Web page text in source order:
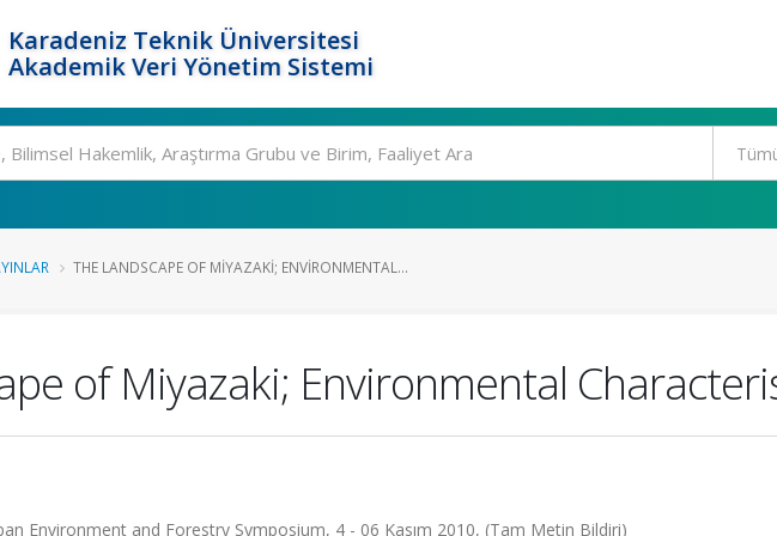
Karadeniz Teknik Üniversitesi
Akademik Veri Yönetim Sistemi
THE LANDSCAPE OF MIYAZAKI; ENVIRONMENTAL...
of Miyazaki; Environmental
Environment and Forestry Symposium, 4 - 06 Kasım 2010, (Tam Metin Bildiri)